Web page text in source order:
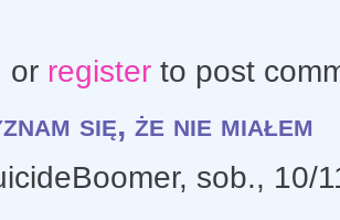
or registerto post
się, że nie miałem
, sob., 10/